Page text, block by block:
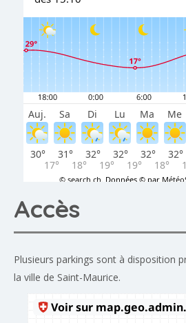
Accès
Plusieurs parkings sont à disposition
la ville de Saint-Maurice.